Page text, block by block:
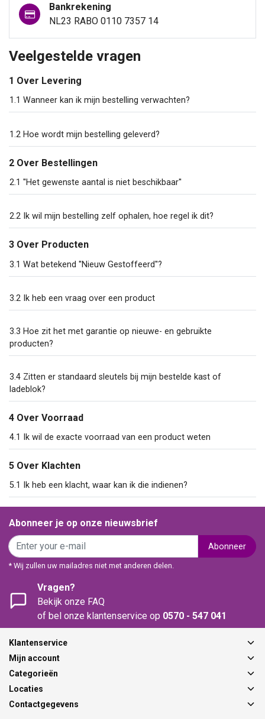
Bankrekening
NL23 RABO 0110 7357 14
Veelgestelde vragen
1 Over Levering
1.1 Wanneer kan ik mijn bestelling verwachten?
1.2 Hoe wordt mijn bestelling geleverd?
2 Over Bestellingen
2.1 ''Het gewenste aantal is niet beschikbaar''
2.2 Ik wil mijn bestelling zelf ophalen, hoe regel ik dit?
3 Over Producten
3.1 Wat betekend ''Nieuw Gestoffeerd''?
3.2 Ik heb een vraag over een product
3.3 Hoe zit het met garantie op nieuwe- en gebruikte
producten?
3.4 Zitten er standaard sleutels bij mijn bestelde kast of
ladeblok?
4 Over Voorraad
4.1 Ik wil de exacte voorraad van een product weten
5 Over Klachten
5.1 Ik heb een klacht, waar kan ik die indienen?
Abonneer je op onze nieuwsbrief
Abonneer
* Wij zullen uw mailadres niet met anderen delen.
Vragen?
Bekijk onze FAQ
of bel onze klantenservice op 0570 - 547 041
Klantenservice
Mijn account
Categorieën
Locaties
Contactgegevens